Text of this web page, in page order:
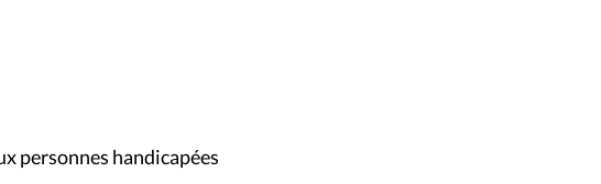
personnes handicapées